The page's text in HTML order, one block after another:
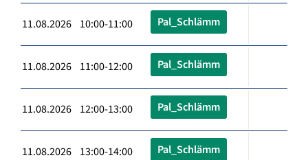
11.08.2026 10:00-11:00 Pal_Schlämm
11.08.2026 11:00-12:00 Pal_Schlämm
11.08.2026 12:00-13:00 Pal_Schlämm
11.08.2026 13:00-14:00 Pal_Schlämm